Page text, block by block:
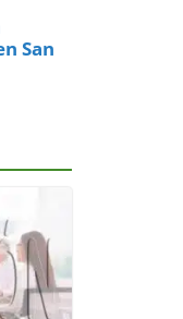
San